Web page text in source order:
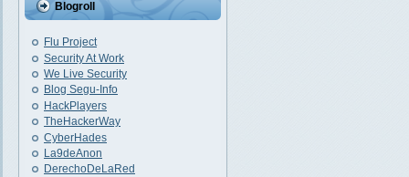
Blogroll
Flu Project
Security At Work
We Live Security
Blog Segu-Info
HackPlayers
TheHackerWay
CyberHades
La9deAnon
DerechoDeLaRed